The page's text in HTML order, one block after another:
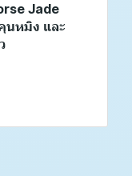
Jade
หมิง และ